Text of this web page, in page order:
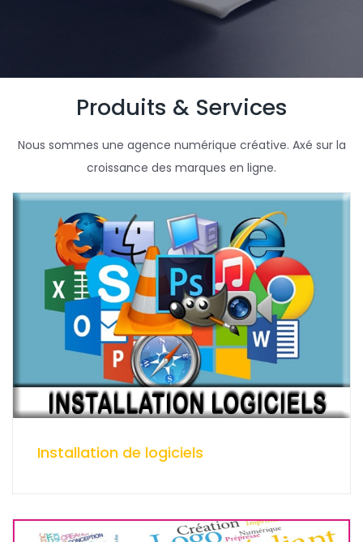
Produits & Services
Nous sommes une agence numérique créative. Axé sur la
croissance des marques en ligne.
Installation de logiciels